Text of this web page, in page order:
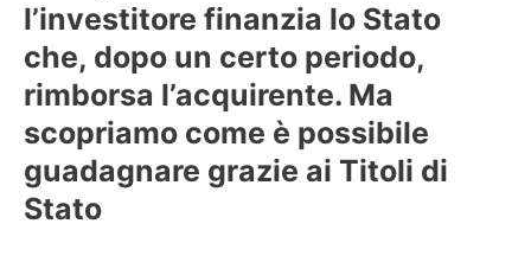
l’investitore finanzia lo Stato
che, dopo un certo periodo,
rimborsa l’acquirente. Ma
scopriamo come è possibile
guadagnare grazie ai Titoli di
Stato